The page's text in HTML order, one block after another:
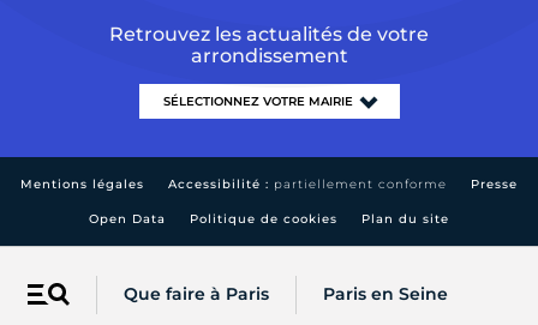
Menu Que faire à Paris Paris en Seine
Retrouvez les actualités de votre
arrondissement
Mentions légales Accessibilité : partiellement conforme Presse
Open Data Politique de cookies Plan du site